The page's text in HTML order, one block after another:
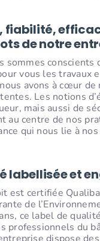
fiabilité,
de notre
sommes conscients
vous les travaux
avons à cœur de
Les notions
mais aussi de
au centre de nos
qui nous lie à
labellisée et
est certifiée
de
ce label de
professionnels du